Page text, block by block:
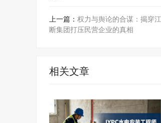
上一篇： 权力与舆论的合谋：揭穿
断集团打压民营企业的真相
相关文章